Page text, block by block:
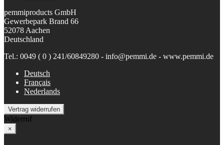
pemmiproducts GmbH
Gewerbepark Brand 66
52078 Aachen
Deutschland
Tel.: 0049 ( 0 ) 241/60849280 - info@pemmi.de - www.pemmi.de
Deutsch
Français
Nederlands
Vertrag widerrufen
Widerruf
×